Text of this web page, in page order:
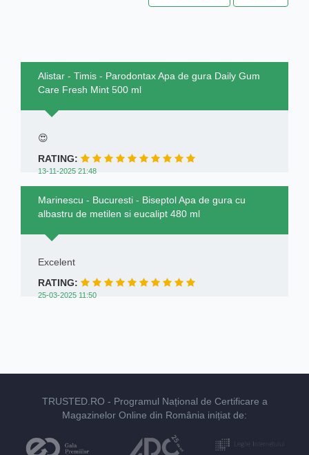
Alistar - Timis - Parodontax Apa de gura Daily Gum
Care Fresh Mint 500 ml
😍
RATING:
13-11-2025 21:48
Marinescu - Bucuresti - Biseptol Apa de gura cu
albastru de metilen si eucalipt 480 ml
Excelent
RATING:
25-03-2025 11:50
TRUSTED.RO - Programul Național de Certificare a
Magazinelor Online din România inițiat de: